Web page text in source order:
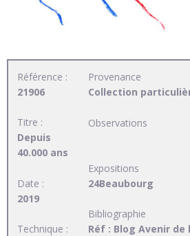
Référence :
21906
Titre :
Depuis
40.000 ans
Date :
2019
Technique :
Provenance
Collection
Observations
Expositions
24Beaubourg
Bibliographie
Réf : Blog Avenir de